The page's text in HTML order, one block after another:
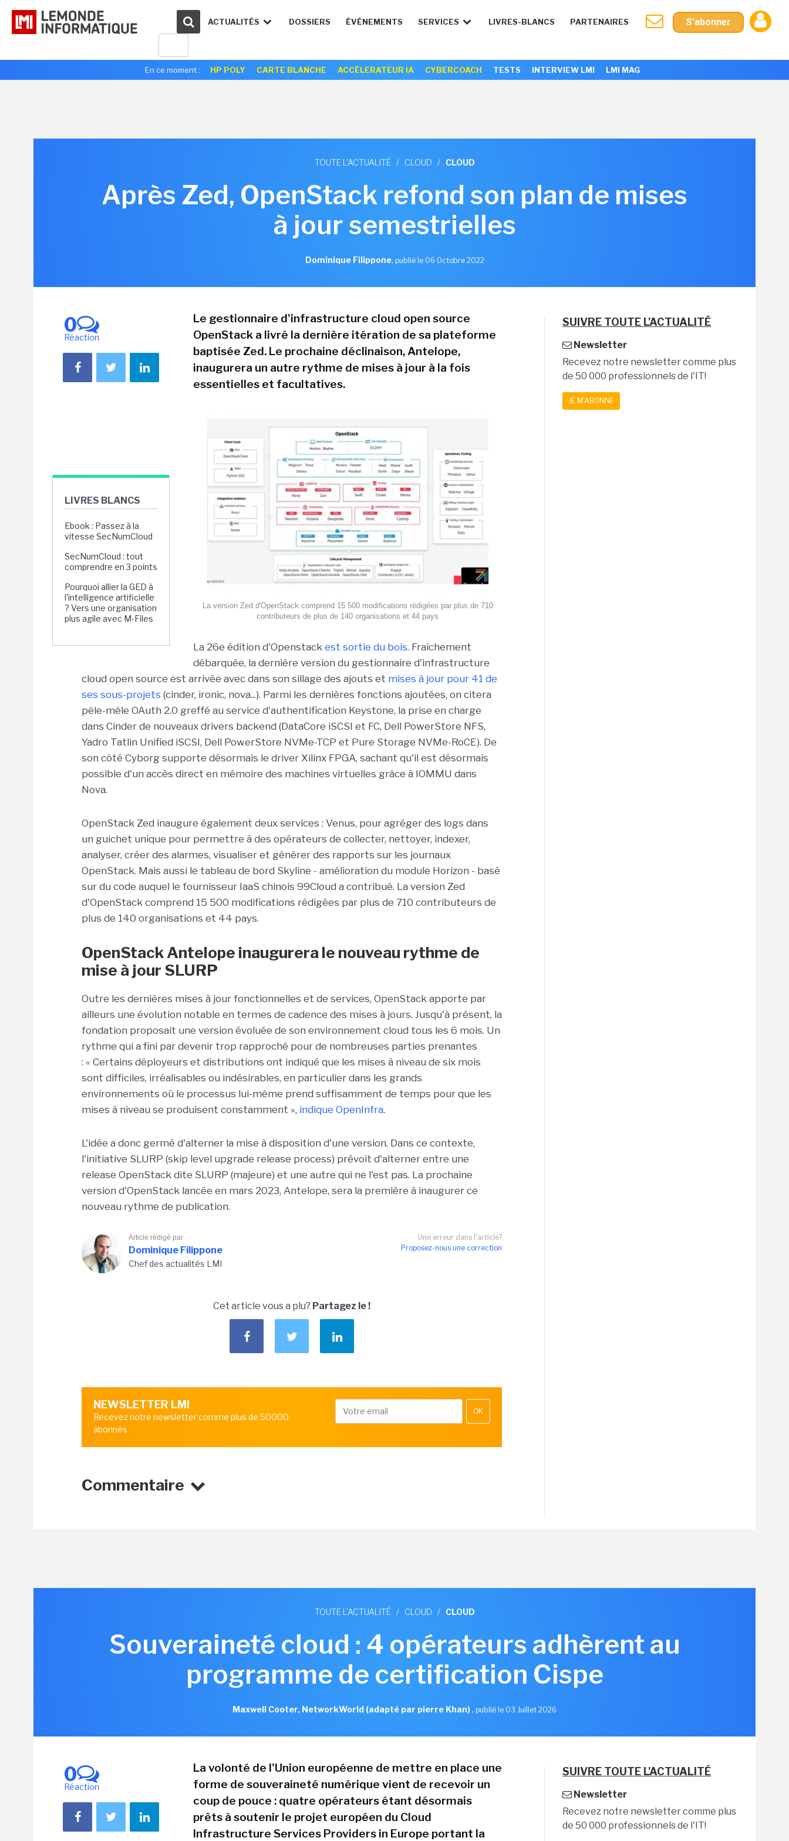
ACTUALITÉS DOSSIERS ÉVÉNEMENTS SERVICES LIVRES-BLANCS PARTENAIRES S'abonner
En ce moment : HP POLY CARTE BLANCHE ACCÉLERATEUR IA CYBERCOACH TESTS INTERVIEW LMI LMI MAG
TOUTE L'ACTUALITÉ / CLOUD / CLOUD
Après Zed, OpenStack refond son plan de mises
à jour semestrielles
Dominique Filippone, publié le 06 Octobre 2022
0
Réaction
LIVRES BLANCS
Ebook : Passez à la
vitesse SecNumCloud
SecNumCloud : tout
comprendre en 3 points
Pourquoi allier la GED à
l'intelligence artificielle
? Vers une organisation
plus agile avec M-Files
Le gestionnaire d'infrastructure cloud open source
OpenStack a livré la dernière itération de sa plateforme
baptisée Zed. Le prochaine déclinaison, Antelope,
inaugurera un autre rythme de mises à jour à la fois
essentielles et facultatives.
La version Zed d'OpenStack comprend 15 500 modifications rédigées par plus de 710
contributeurs de plus de 140 organisations et 44 pays
La 26e édition d'Openstack est sortie du bois. Fraîchement
débarquée, la dernière version du gestionnaire d'infrastructure
cloud open source est arrivée avec dans son sillage des ajouts et mises à jour pour 41 de
ses sous-projets (cinder, ironic, nova...). Parmi les dernières fonctions ajoutées, on citera
pêle-mêle OAuth 2.0 greffé au service d'authentification Keystone, la prise en charge
dans Cinder de nouveaux drivers backend (DataCore iSCSI et FC, Dell PowerStore NFS,
Yadro Tatlin Unified iSCSI, Dell PowerStore NVMe-TCP et Pure Storage NVMe-RoCE). De
son côté Cyborg supporte désormais le driver Xilinx FPGA, sachant qu'il est désormais
possible d'un accès direct en mémoire des machines virtuelles grâce à IOMMU dans
Nova.
OpenStack Zed inaugure également deux services : Venus, pour agréger des logs dans
un guichet unique pour permettre à des opérateurs de collecter, nettoyer, indexer,
analyser, créer des alarmes, visualiser et générer des rapports sur les journaux
OpenStack. Mais aussi le tableau de bord Skyline - amélioration du module Horizon - basé
sur du code auquel le fournisseur IaaS chinois 99Cloud a contribué. La version Zed
d'OpenStack comprend 15 500 modifications rédigées par plus de 710 contributeurs de
plus de 140 organisations et 44 pays.
OpenStack Antelope inaugurera le nouveau rythme de
mise à jour SLURP
Outre les dernières mises à jour fonctionnelles et de services, OpenStack apporte par
ailleurs une évolution notable en termes de cadence des mises à jours. Jusqu'à présent, la
fondation proposait une version évoluée de son environnement cloud tous les 6 mois. Un
rythme qui a fini par devenir trop rapproché pour de nombreuses parties prenantes
: « Certains déployeurs et distributions ont indiqué que les mises à niveau de six mois
sont difficiles, irréalisables ou indésirables, en particulier dans les grands
environnements où le processus lui-même prend suffisamment de temps pour que les
mises à niveau se produisent constamment », indique OpenInfra.
L'idée a donc germé d'alterner la mise à disposition d'une version. Dans ce contexte,
l'initiative SLURP (skip level upgrade release process) prévoit d'alterner entre une
release OpenStack dite SLURP (majeure) et une autre qui ne l'est pas. La prochaine
version d'OpenStack lancée en mars 2023, Antelope, sera la première à inaugurer ce
nouveau rythme de publication.
Une erreur dans l'article?
Proposez-nous une correction
Article rédigé par
Dominique Filippone
Chef des actualités LMI
Cet article vous a plu? Partagez le !
NEWSLETTER LMI
Recevez notre newsletter comme plus de 50000
abonnés
OK
Commentaire
SUIVRE TOUTE L'ACTUALITÉ
Newsletter
Recevez notre newsletter comme plus
de 50 000 professionnels de l'IT!
JE M'ABONNE
TOUTE L'ACTUALITÉ / CLOUD / CLOUD
Souveraineté cloud : 4 opérateurs adhèrent au
programme de certification Cispe
Maxwell Cooter, NetworkWorld (adapté par pierre Khan), publié le 03 Juillet 2026
0
Réaction
La volonté de l'Union européenne de mettre en place une
forme de souveraineté numérique vient de recevoir un
coup de pouce : quatre opérateurs étant désormais
prêts à soutenir le projet européen du Cloud
Infrastructure Services Providers in Europe portant la
SUIVRE TOUTE L'ACTUALITÉ
Newsletter
Recevez notre newsletter comme plus
de 50 000 professionnels de l'IT!